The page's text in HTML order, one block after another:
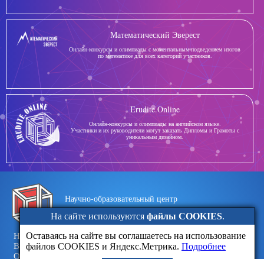
Математический Эверест
Онлайн-конкурсы и олимпиады с моментальным подведением итогов
по математике для всех категорий участников.
Erudite.Online
Онлайн-конкурсы и олимпиады на английском языке.
Участники и их руководители могут заказать Дипломы и Грамоты с
уникальным дизайном.
Научно-образовательный центр
Эрудит
Новости
Вопросы
Отзывы
Обратная связь
Политика конфиденциальности
Договор-оферта
На сайте используются файлы COOKIES.
Оставаясь на сайте вы соглашаетесь на использование
файлов COOKIES и Яндекс.Метрика. Подробнее